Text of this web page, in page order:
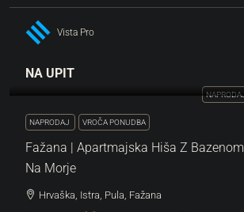
Vista Pro
NA UPIT
NAPRODAJ VROČA PONUDBA
Fažana | Apartmajska Hiša Z
Na Morje
Hrvaška, Istra, Pula, Fažana